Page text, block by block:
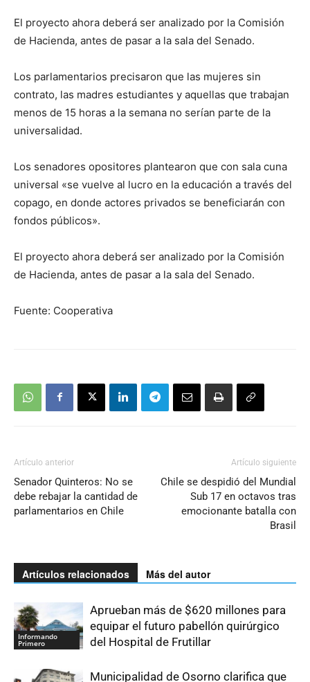
El proyecto ahora deberá ser analizado por la Comisión
de Hacienda, antes de pasar a la sala del Senado.
Los parlamentarios precisaron que las mujeres sin
contrato, las madres estudiantes y aquellas que trabajan
menos de 15 horas a la semana no serían parte de la
universalidad.
Los senadores opositores plantearon que con sala cuna
universal «se vuelve al lucro en la educación a través del
copago, en donde actores privados se beneficiarán con
fondos públicos».
El proyecto ahora deberá ser analizado por la Comisión
de Hacienda, antes de pasar a la sala del Senado.
Fuente: Cooperativa
Artículo anterior
Senador Quinteros: No se
debe rebajar la cantidad de
parlamentarios en Chile
Artículo siguiente
Chile se despidió del Mundial
Sub 17 en octavos tras
emocionante batalla con
Brasil
Artículos relacionados Más del autor
Informando
Primero
Aprueban más de $620 millones para
equipar el futuro pabellón quirúrgico
del Hospital de Frutillar
Municipalidad de Osorno clarifica que